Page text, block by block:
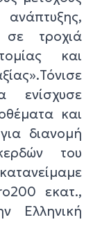
σε τροχιά
και
ενίσχυσε
και
διανομή
του
εκατ.,
Ελληνική